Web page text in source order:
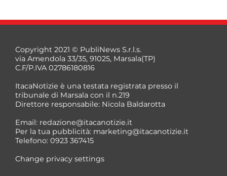
Copyright 2021 © PubliNews S.r.l.s.
via Amendola 33/35, 91025, Marsala(TP)
C.F/P.IVA 02786180816
ItacaNotizie è una testata registrata presso il
tribunale di Marsala con il n.219
Direttore responsabile: Nicola Baldarotta
Email: redazione@itacanotizie.it
Per la tua pubblicità: marketing@itacanotizie.it
Telefono: 0923 367415
Change privacy settings